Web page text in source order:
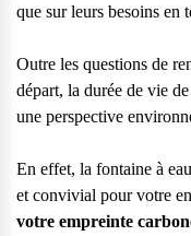
que sur leurs besoins en
Outre les questions de
départ, la durée de vie
une perspective
En effet, la fontaine à
et convivial pour votre
votre empreinte